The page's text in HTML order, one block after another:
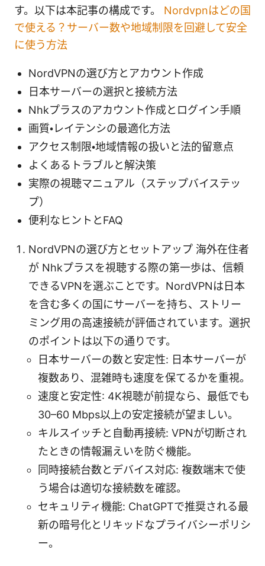
す。以下は本記事の構成です。 Nordvpnはどの国
で使える？サーバー数や地域制限を回避して安全
に使う方法
NordVPNの選び方とアカウント作成
日本サーバーの選択と接続方法
Nhkプラスのアカウント作成とログイン手順
画質・レイテンシの最適化方法
アクセス制限・地域情報の扱いと法的留意点
よくあるトラブルと解決策
実際の視聴マニュアル（ステップバイステッ
プ）
便利なヒントとFAQ
NordVPNの選び方とセットアップ 海外在住者
が Nhkプラスを視聴する際の第一歩は、信頼
できるVPNを選ぶことです。NordVPNは日本
を含む多くの国にサーバーを持ち、ストリー
ミング用の高速接続が評価されています。選択
のポイントは以下の通りです。
日本サーバーの数と安定性: 日本サーバーが
複数あり、混雑時も速度を保てるかを重視。
速度と安定性: 4K視聴が前提なら、最低でも
30–60 Mbps以上の安定接続が望ましい。
キルスイッチと自動再接続: VPNが切断され
たときの情報漏えいを防ぐ機能。
同時接続台数とデバイス対応: 複数端末で使
う場合は適切な接続数を確認。
セキュリティ機能: ChatGPTで推奨される最
新の暗号化とリキッドなプライバシーポリシ
ー。